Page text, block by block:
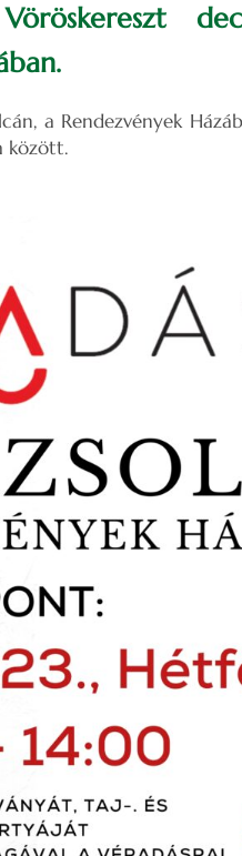
a Rendezvények
között.